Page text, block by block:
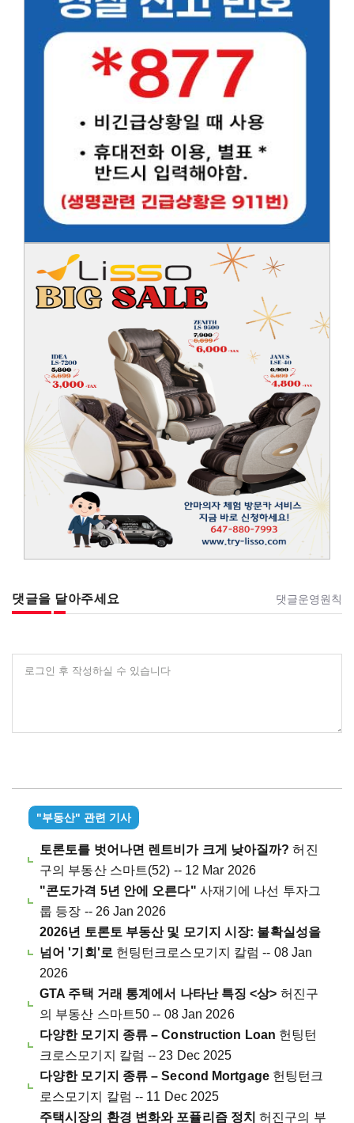
댓글을 달아주세요 댓글운영원칙
로그인 후 작성하실 수 있습니다
"부동산" 관련 기사
토론토를 벗어나면 렌트비가 크게 낮아질까? 허진
구의 부동산 스마트(52) -- 12 Mar 2026
"콘도가격 5년 안에 오른다" 사재기에 나선 투자그
룹 등장 -- 26 Jan 2026
2026년 토론토 부동산 및 모기지 시장: 불확실성을
넘어 '기회'로 헌팅턴크로스모기지 칼럼 -- 08 Jan
2026
GTA 주택 거래 통계에서 나타난 특징 <상> 허진구
의 부동산 스마트50 -- 08 Jan 2026
다양한 모기지 종류 – Construction Loan 헌팅턴
크로스모기지 칼럼 -- 23 Dec 2025
다양한 모기지 종류 – Second Mortgage헌팅턴크
로스모기지 칼럼 -- 11 Dec 2025
주택시장의 환경 변화와 포퓰리즘 정치 허진구의 부